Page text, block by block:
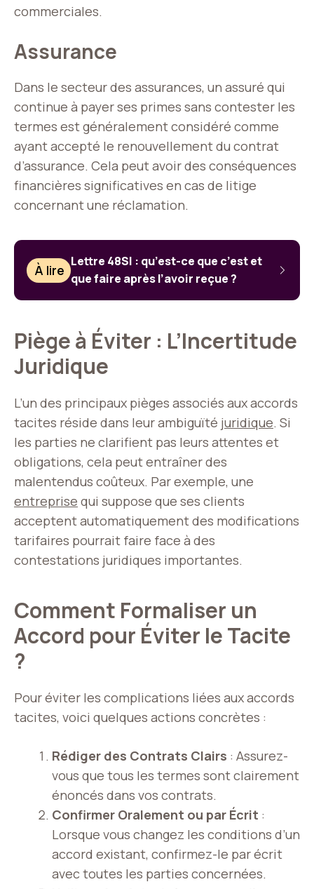
commerciales.
Assurance
Dans le secteur des assurances, un assuré qui
continue à payer ses primes sans contester les
termes est généralement considéré comme
ayant accepté le renouvellement du contrat
d’assurance. Cela peut avoir des conséquences
financières significatives en cas de litige
concernant une réclamation.
À lire
Lettre 48SI : qu’est-ce que c’est et
que faire après l’avoir reçue ?
Piège à Éviter : L’Incertitude
Juridique
L’un des principaux pièges associés aux accords
tacites réside dans leur ambiguïté juridique. Si
les parties ne clarifient pas leurs attentes et
obligations, cela peut entraîner des
malentendus coûteux. Par exemple, une
entreprise qui suppose que ses clients
acceptent automatiquement des modifications
tarifaires pourrait faire face à des
contestations juridiques importantes.
Comment Formaliser un
Accord pour Éviter le Tacite
?
Pour éviter les complications liées aux accords
tacites, voici quelques actions concrètes :
Rédiger des Contrats Clairs : Assurez-
vous que tous les termes sont clairement
énoncés dans vos contrats.
Confirmer Oralement ou par Écrit :
Lorsque vous changez les conditions d’un
accord existant, confirmez-le par écrit
avec toutes les parties concernées.